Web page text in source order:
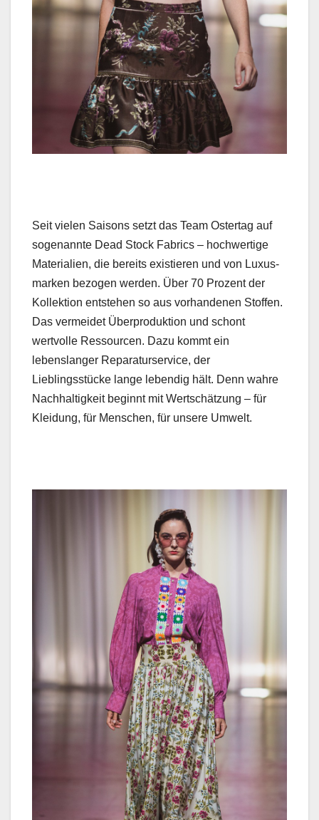
Seit vie­len Saisons set­zt das Team Ostertag auf
soge­nan­nte Dead Stock Fab­rics – hochw­er­tige
Mate­ri­alien, die bere­its existieren und von Luxu­s­
marken bezo­gen wer­den. Über 70 Prozent der
Kollek­tion entste­hen so aus vorhan­de­nen Stof­fen.
Das ver­mei­det Über­pro­duk­tion und schont
wertvolle Ressourcen. Dazu kommt ein
lebenslanger Reparaturs­er­vice, der
Lieblingsstücke lange lebendig hält. Denn wahre
Nach­haltigkeit begin­nt mit Wertschätzung – für
Klei­dung, für Men­schen, für unsere Umwelt.